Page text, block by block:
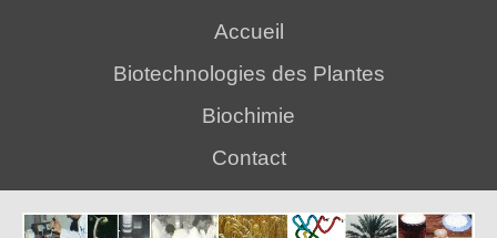
Accueil
Biotechnologies des Plantes
Biochimie
Contact